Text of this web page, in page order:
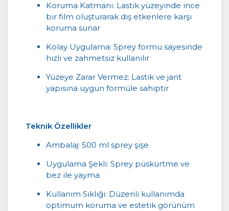
Koruma Katmanı: Lastik yüzeyinde ince
bir film oluşturarak dış etkenlere karşı
koruma sunar
Kolay Uygulama: Sprey formu sayesinde
hızlı ve zahmetsiz kullanılır
Yüzeye Zarar Vermez: Lastik ve jant
yapısına uygun formüle sahiptir
Teknik Özellikler
Ambalaj: 500 ml sprey şişe
Uygulama Şekli: Sprey püskürtme ve
bez ile yayma
Kullanım Sıklığı: Düzenli kullanımda
optimum koruma ve estetik görünüm